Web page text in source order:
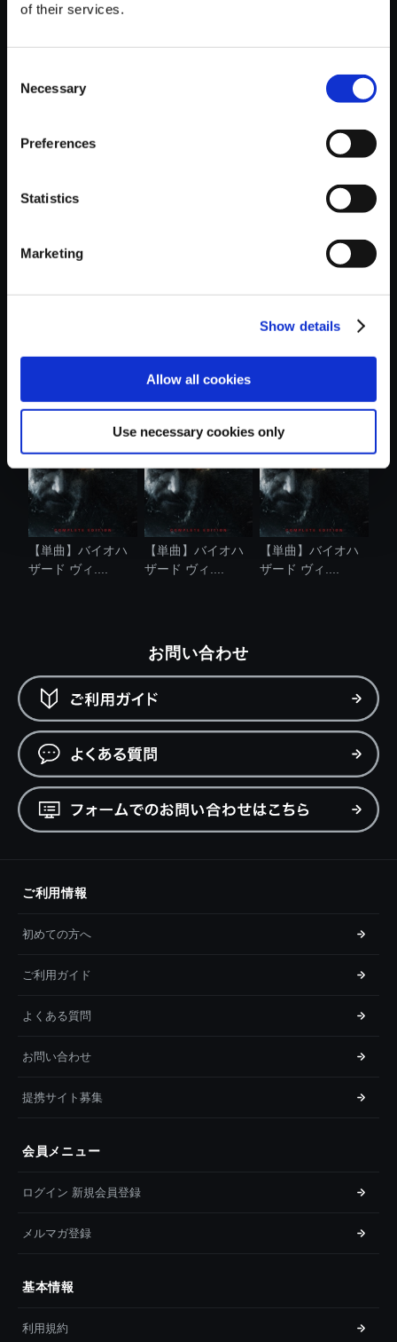
of their services.
Selection
Necessary
Preferences
Statistics
Marketing
Show details
Allow all cookies
Use necessary cookies only
150円
【単曲】バイオハ
【単曲】バイオハ
ザード ヴィ....
【単曲】バイオハ
ザード ヴィ....
【単曲】バイオハ
ザード ヴィ....
お問い合わせ
ご利用情報
初めての方へ
ご利用ガイド
よくある質問
お問い合わせ
提携サイト募集
会員メニュー
ログイン 新規会員登録
メルマガ登録
基本情報
利用規約